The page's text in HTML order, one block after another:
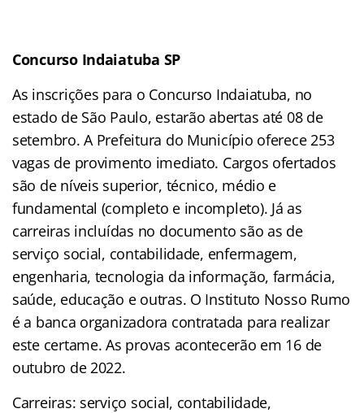
Concurso Indaiatuba SP
As inscrições para o Concurso Indaiatuba, no
estado de São Paulo, estarão abertas até 08 de
setembro. A Prefeitura do Município oferece 253
vagas de provimento imediato. Cargos ofertados
são de níveis superior, técnico, médio e
fundamental (completo e incompleto). Já as
carreiras incluídas no documento são as de
serviço social, contabilidade, enfermagem,
engenharia, tecnologia da informação, farmácia,
saúde, educação e outras. O Instituto Nosso Rumo
é a banca organizadora contratada para realizar
este certame. As provas acontecerão em 16 de
outubro de 2022.
Carreiras: serviço social, contabilidade,